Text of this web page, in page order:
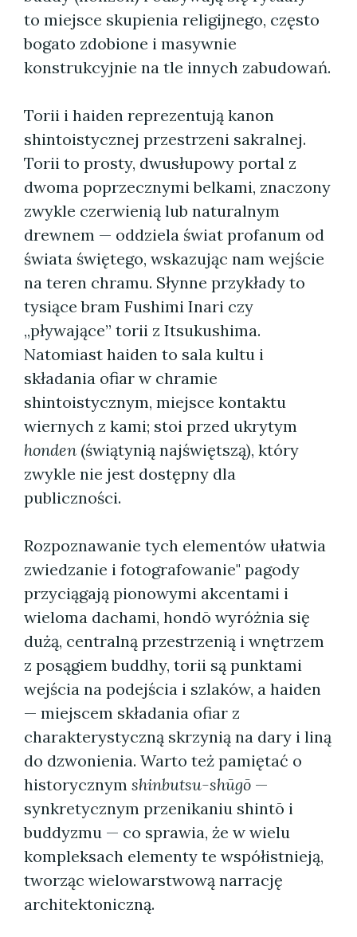
to miejsce skupienia religijnego, często
bogato zdobione i masywnie
konstrukcyjnie na tle innych zabudowań.
Torii i haiden reprezentują kanon
shintoistycznej przestrzeni sakralnej.
Torii to prosty, dwusłupowy portal z
dwoma poprzecznymi belkami, znaczony
zwykle czerwienią lub naturalnym
drewnem — oddziela świat profanum od
świata świętego, wskazując nam wejście
na teren chramu. Słynne przykłady to
tysiące bram Fushimi Inari czy
„pływające” torii z Itsukushima.
Natomiast haiden to sala kultu i
składania ofiar w chramie
shintoistycznym, miejsce kontaktu
wiernych z kami; stoi przed ukrytym
honden (świątynią najświętszą), który
zwykle nie jest dostępny dla
publiczności.
Rozpoznawanie tych elementów ułatwia
zwiedzanie i fotografowanie" pagody
przyciągają pionowymi akcentami i
wieloma dachami, hondō wyróżnia się
dużą, centralną przestrzenią i wnętrzem
z posągiem buddhy, torii są punktami
wejścia na podejścia i szlaków, a haiden
— miejscem składania ofiar z
charakterystyczną skrzynią na dary i liną
do dzwonienia. Warto też pamiętać o
historycznym shinbutsu-shūgō —
synkretycznym przenikaniu shintō i
buddyzmu — co sprawia, że w wielu
kompleksach elementy te współistnieją,
tworząc wielowarstwową narrację
architektoniczną.